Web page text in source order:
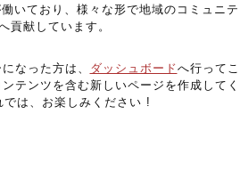
いており、様々な形で地域のコミュニテ
貢献しています。
なった方は、 ダッシュボードへ行ってこ
テンツを含む新しいページを作成してく
では、お楽しみください !
限定品
メンテナンス
ル・ステッカー
セール